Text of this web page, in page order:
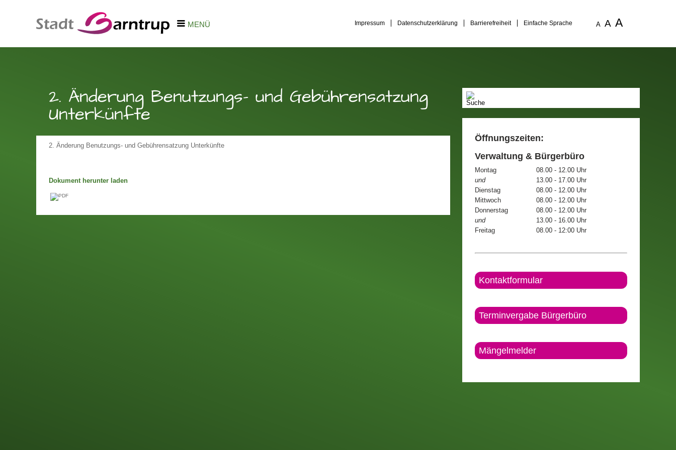
MENÜ Impressum Datenschutzerklärung Barrierefreiheit Einfache Sprache A A A
2. Änderung Benutzungs- und Gebührensatzung
Unterkünfte
2. Änderung Benutzungs- und Gebührensatzung Unterkünfte
Dokument herunter laden
Öffnungszeiten:
Verwaltung & Bürgerbüro
Montag
08.00 - 12.00 Uhr
und
13.00 - 17.00 Uhr
Dienstag
08.00 - 12.00 Uhr
Mittwoch
08.00 - 12.00 Uhr
Donnerstag
08.00 - 12.00 Uhr
und
13.00 - 16.00 Uhr
Freitag
08.00 - 12:00 Uhr
Kontaktformular
Terminvergabe Bürgerbüro
Mängelmelder